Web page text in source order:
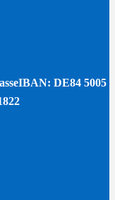
IBAN: DE84 5005